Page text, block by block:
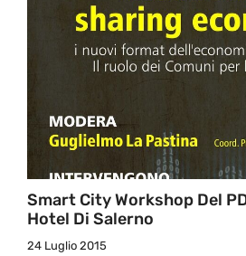
Smart City Workshop Del
Hotel Di Salerno
24 Luglio 2015